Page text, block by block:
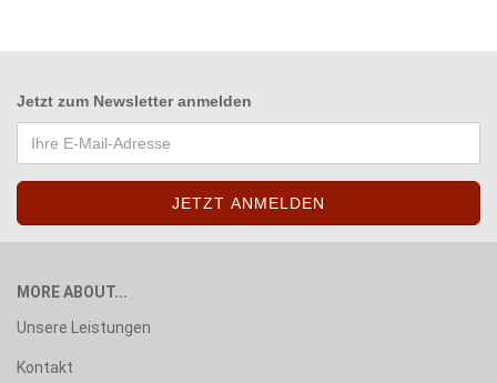
Jetzt zum Newsletter anmelden
MORE ABOUT...
Unsere Leistungen
Kontakt